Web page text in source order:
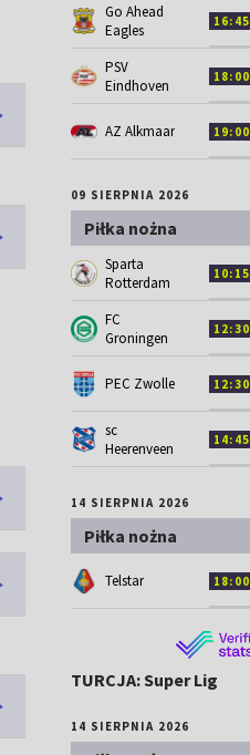
Go Ahead
Eagles
16:45
PSV
Eindhoven
18:00
AZ Alkmaar 19:00
09 SIERPNIA 2026
Piłka nożna
Sparta
Rotterdam
10:15
FC
Groningen
12:30
PEC Zwolle 12:30
sc
Heerenveen
14:45
14 SIERPNIA 2026
Piłka nożna
Telstar 18:00
TURCJA: Super Lig
14 SIERPNIA 2026